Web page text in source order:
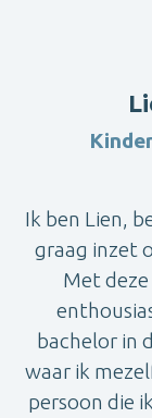
Ik ben Lien,
graag inzet
Met
bachelor in
waar ik
persoon die